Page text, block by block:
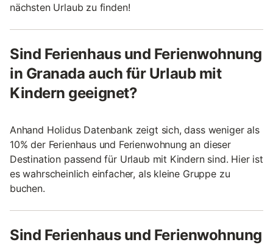
nächsten Urlaub zu finden!
Sind Ferienhaus und Ferienwohnung
in Granada auch für Urlaub mit
Kindern geeignet?
Anhand Holidus Datenbank zeigt sich, dass weniger als
10% der Ferienhaus und Ferienwohnung an dieser
Destination passend für Urlaub mit Kindern sind. Hier ist
es wahrscheinlich einfacher, als kleine Gruppe zu
buchen.
Sind Ferienhaus und Ferienwohnung